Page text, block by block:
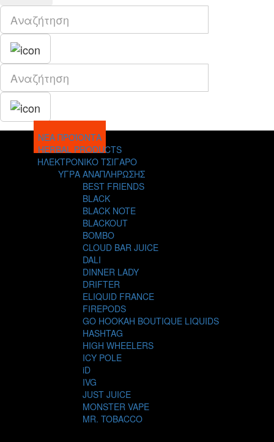
ΝΕΑ ΠΡΟΪΟΝΤΑ
HERBAL PRODUCTS
ΗΛΕΚΤΡΟΝΙΚΟ ΤΣΙΓΑΡΟ
ΥΓΡΑ ΑΝΑΠΛΗΡΩΣΗΣ
BEST FRIENDS
BLACK
BLACK NOTE
BLACKOUT
BOMBO
CLOUD BAR JUICE
DALI
DINNER LADY
DRIFTER
ELIQUID FRANCE
FIREPODS
GO HOOKAH BOUTIQUE LIQUIDS
HASHTAG
HIGH WHEELERS
ICY POLE
iD
IVG
JUST JUICE
MONSTER VAPE
MR. TOBACCO